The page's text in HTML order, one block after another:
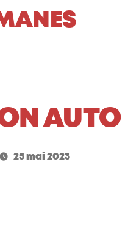
AUTO
25 mai 2023